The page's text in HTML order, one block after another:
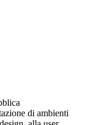
di ambienti